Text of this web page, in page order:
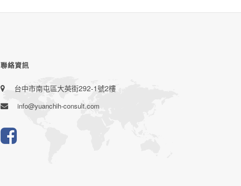
聯絡資訊
台中市南屯區大英街292-1號2樓
info@yuanchih-consult.com